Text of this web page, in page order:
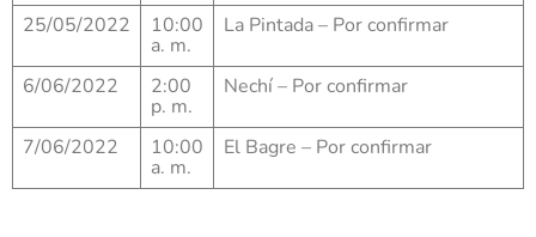
25/05/2022 10:00
a. m.
La Pintada – Por confirmar
6/06/2022 2:00
p. m.
Nechí – Por confirmar
7/06/2022 10:00
a. m.
El Bagre – Por confirmar